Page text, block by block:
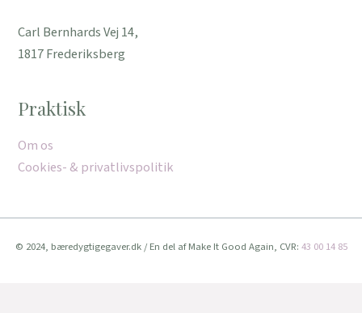
Carl Bernhards Vej 14,
1817 Frederiksberg
Praktisk
Om os
Cookies- & privatlivspolitik
© 2024, bæredygtigegaver.dk / En del af Make It Good Again, CVR: 43 00 14 85